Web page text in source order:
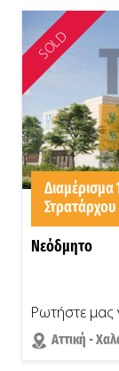
SOLD
Νεόδμητο
Ρωτήστε μας
Αττική -